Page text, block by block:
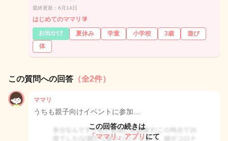
最終更新：6月14日
はじめてのママリ🔰
お出かけ
夏休み 学童 小学校 3歳
遊び
体
この質問への回答 （全2件）
ママリ
うちも親子向けイベントに参加…
この回答の続きは
「ママリ」アプリ にて